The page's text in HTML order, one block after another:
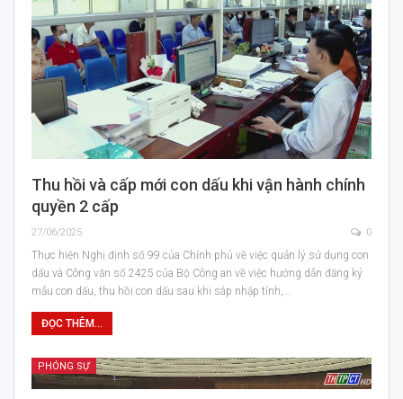
Thu hồi và cấp mới con dấu khi vận hành chính
quyền 2 cấp
27/06/2025 0
Thực hiện Nghị định số 99 của Chính phủ về việc quản lý sử dụng con
dấu và Công văn số 2425 của Bộ Công an về việc hướng dẫn đăng ký
mẫu con dấu, thu hồi con dấu sau khi sáp nhập tỉnh,…
ĐỌC THÊM...
PHÓNG SỰ